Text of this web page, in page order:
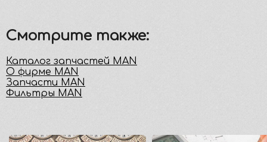
Смотрите также:
Каталог запчастей MAN
О фирме MAN
Запчасти MAN
Фильтры MAN